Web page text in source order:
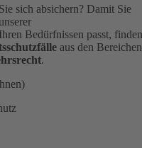
sich absichern? Damit Sie
Bedürfnissen passt, finden
aus den Bereichen
.